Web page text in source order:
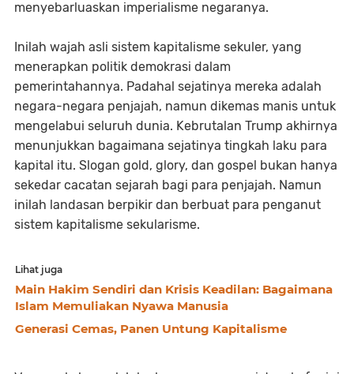
menyebarluaskan imperialisme negaranya.
Inilah wajah asli sistem kapitalisme sekuler, yang
menerapkan politik demokrasi dalam
pemerintahannya. Padahal sejatinya mereka adalah
negara-negara penjajah, namun dikemas manis untuk
mengelabui seluruh dunia. Kebrutalan Trump akhirnya
menunjukkan bagaimana sejatinya tingkah laku para
kapital itu. Slogan gold, glory, dan gospel bukan hanya
sekedar cacatan sejarah bagi para penjajah. Namun
inilah landasan berpikir dan berbuat para penganut
sistem kapitalisme sekularisme.
Lihat juga
Main Hakim Sendiri dan Krisis Keadilan: Bagaimana
Islam Memuliakan Nyawa Manusia
Generasi Cemas, Panen Untung Kapitalisme